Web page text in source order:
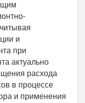
и
при
актуально
расхода
в процессе
и применения